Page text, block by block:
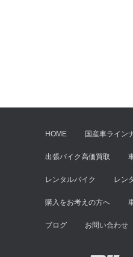
HOME 国産車ライン
出張バイク高価買取
レンタルバイク レン
購入をお考えの方へ
ブログ お問い合わせ